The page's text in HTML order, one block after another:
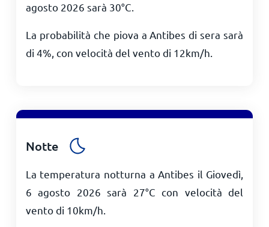
agosto 2026 sarà 30°C
La probabilità che piova a Antibes di sera sarà
di 4%, con velocità del vento di 12km/h
Notte
La temperatura notturna a Antibes il Giovedì,
6 agosto 2026 sarà 27°C con velocità del
vento di 10km/h